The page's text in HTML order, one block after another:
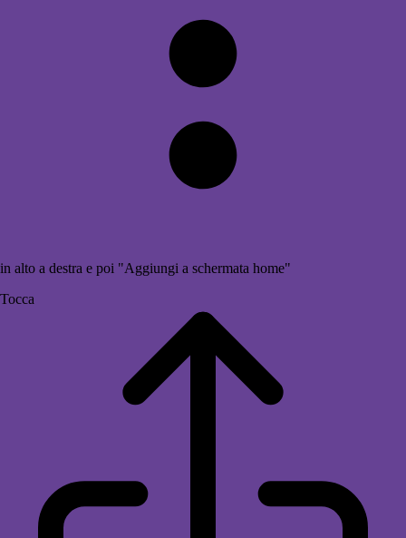
in alto a destra e poi "Aggiungi a schermata home"
Tocca